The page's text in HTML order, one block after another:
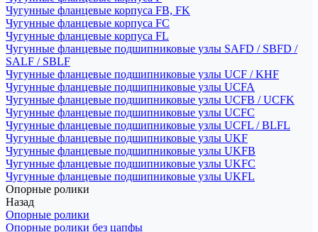
Чугунные фланцевые корпуса FB, FK
Чугунные фланцевые корпуса FC
Чугунные фланцевые корпуса FL
Чугунные фланцевые подшипниковые узлы SAFD / SBFD /
SALF / SBLF
Чугунные фланцевые подшипниковые узлы UCF / KHF
Чугунные фланцевые подшипниковые узлы UCFA
Чугунные фланцевые подшипниковые узлы UCFB / UCFK
Чугунные фланцевые подшипниковые узлы UCFC
Чугунные фланцевые подшипниковые узлы UCFL / BLFL
Чугунные фланцевые подшипниковые узлы UKF
Чугунные фланцевые подшипниковые узлы UKFB
Чугунные фланцевые подшипниковые узлы UKFC
Чугунные фланцевые подшипниковые узлы UKFL
Опорные ролики
Назад
Опорные ролики
Опорные ролики без цапфы